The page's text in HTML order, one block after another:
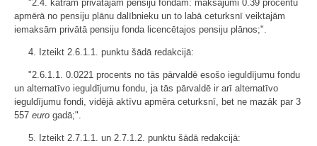
"2.4. katram privātajam pensiju fondam: maksājumi 0.39 procentu
apmērā no pensiju plānu dalībnieku un to labā ceturksnī veiktajām
iemaksām privātā pensiju fonda licencētajos pensiju plānos;".
4. Izteikt 2.6.1.1. punktu šādā redakcijā:
"2.6.1.1. 0.0221 procents no tās pārvaldē esošo ieguldījumu fondu
un alternatīvo ieguldījumu fondu, ja tās pārvaldē ir arī alternatīvo
ieguldījumu fondi, vidējā aktīvu apmēra ceturksnī, bet ne mazāk par 3
557 euro gadā;".
5. Izteikt 2.7.1.1. un 2.7.1.2. punktu šādā redakcijā: